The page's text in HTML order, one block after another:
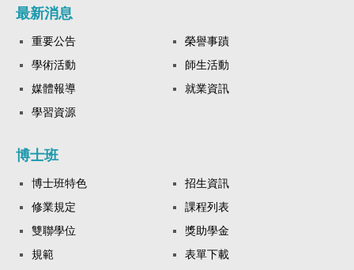
最新消息
重要公告
榮譽事蹟
學術活動
師生活動
媒體報導
就業資訊
學習資源
博士班
博士班特色
招生資訊
修業規定
課程列表
雙聯學位
獎助學金
規範
表單下載